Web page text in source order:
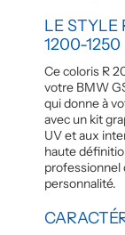
LE STYLE
1200-1250
Ce coloris R
votre BMW
qui donne à
avec un kit
UV et aux
haute
professionnel
personnalité.